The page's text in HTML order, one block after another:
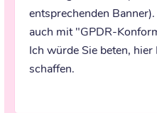
entsprechenden
auch mit "GPDR-
Ich würde Sie beten,
schaffen.